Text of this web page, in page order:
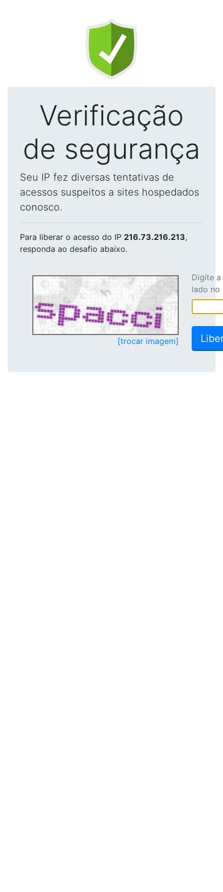
Verificação
de segurança
Seu IP fez diversas tentativas de
acessos suspeitos a sites hospedados
conosco.
Para liberar o acesso do IP 216.73.216.213,
responda ao desafio abaixo.
[trocar imagem]
Digite
lado no